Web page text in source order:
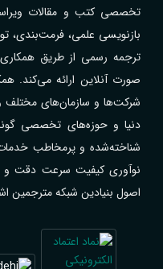
تخصصی کتب و مقالات
بازنویسی علمی، فرمت‌بندی،
ترجمه رسمی از طریق همکاری
صورت آنلاین ارائه می‌کند.
دنیا و حوزه‌های تخصصی
شناخته‌شده و پرمخاطب
نوآوری کیفیت سرعت دقت و
اصول بنیادین شبکه مترجمین